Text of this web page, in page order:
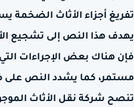
تفريغ أجزاء الأثاث
يهدف هذا النص إلى تشجيع
فإن هناك بعض الإجراءات
مستمر، كما يشدد النص على
تنصح شركة نقل الأثاث